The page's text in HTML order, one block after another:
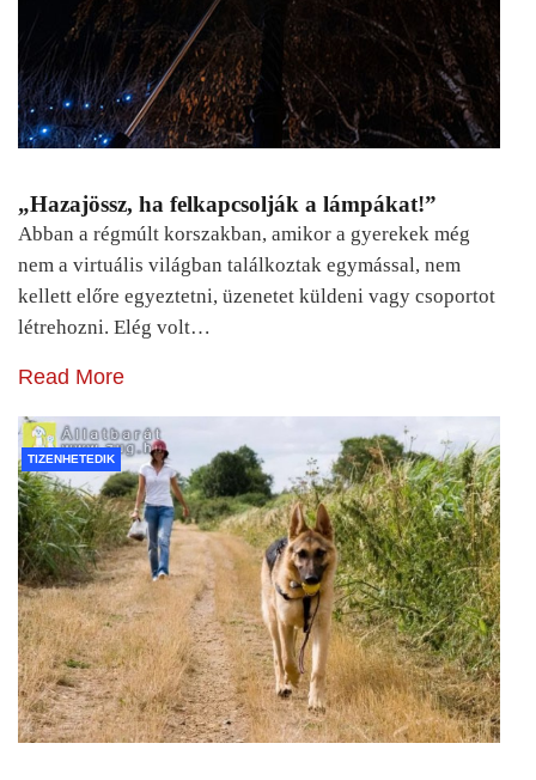
„Hazajössz, ha felkapcsolják a lámpákat!”
Abban a régmúlt korszakban, amikor a gyerekek még
nem a virtuális világban találkoztak egymással, nem
kellett előre egyeztetni, üzenetet küldeni vagy csoportot
létrehozni. Elég volt…
Read More
TIZENHETEDIK